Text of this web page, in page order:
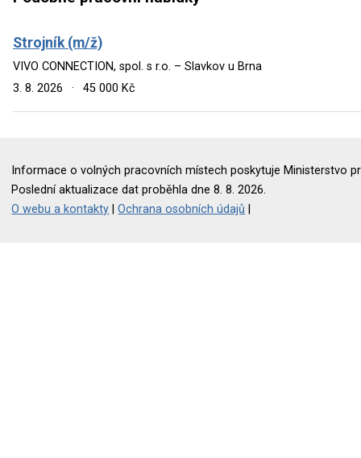
Strojník (m/ž)
VIVO CONNECTION, spol. s r.o. – Slavkov u Brna
3. 8. 2026
· 45 000 Kč
Informace o volných pracovních místech poskytuje Ministerstvo
Poslední aktualizace dat proběhla dne 8. 8. 2026.
O webu a kontakty |Ochrana osobních údajů